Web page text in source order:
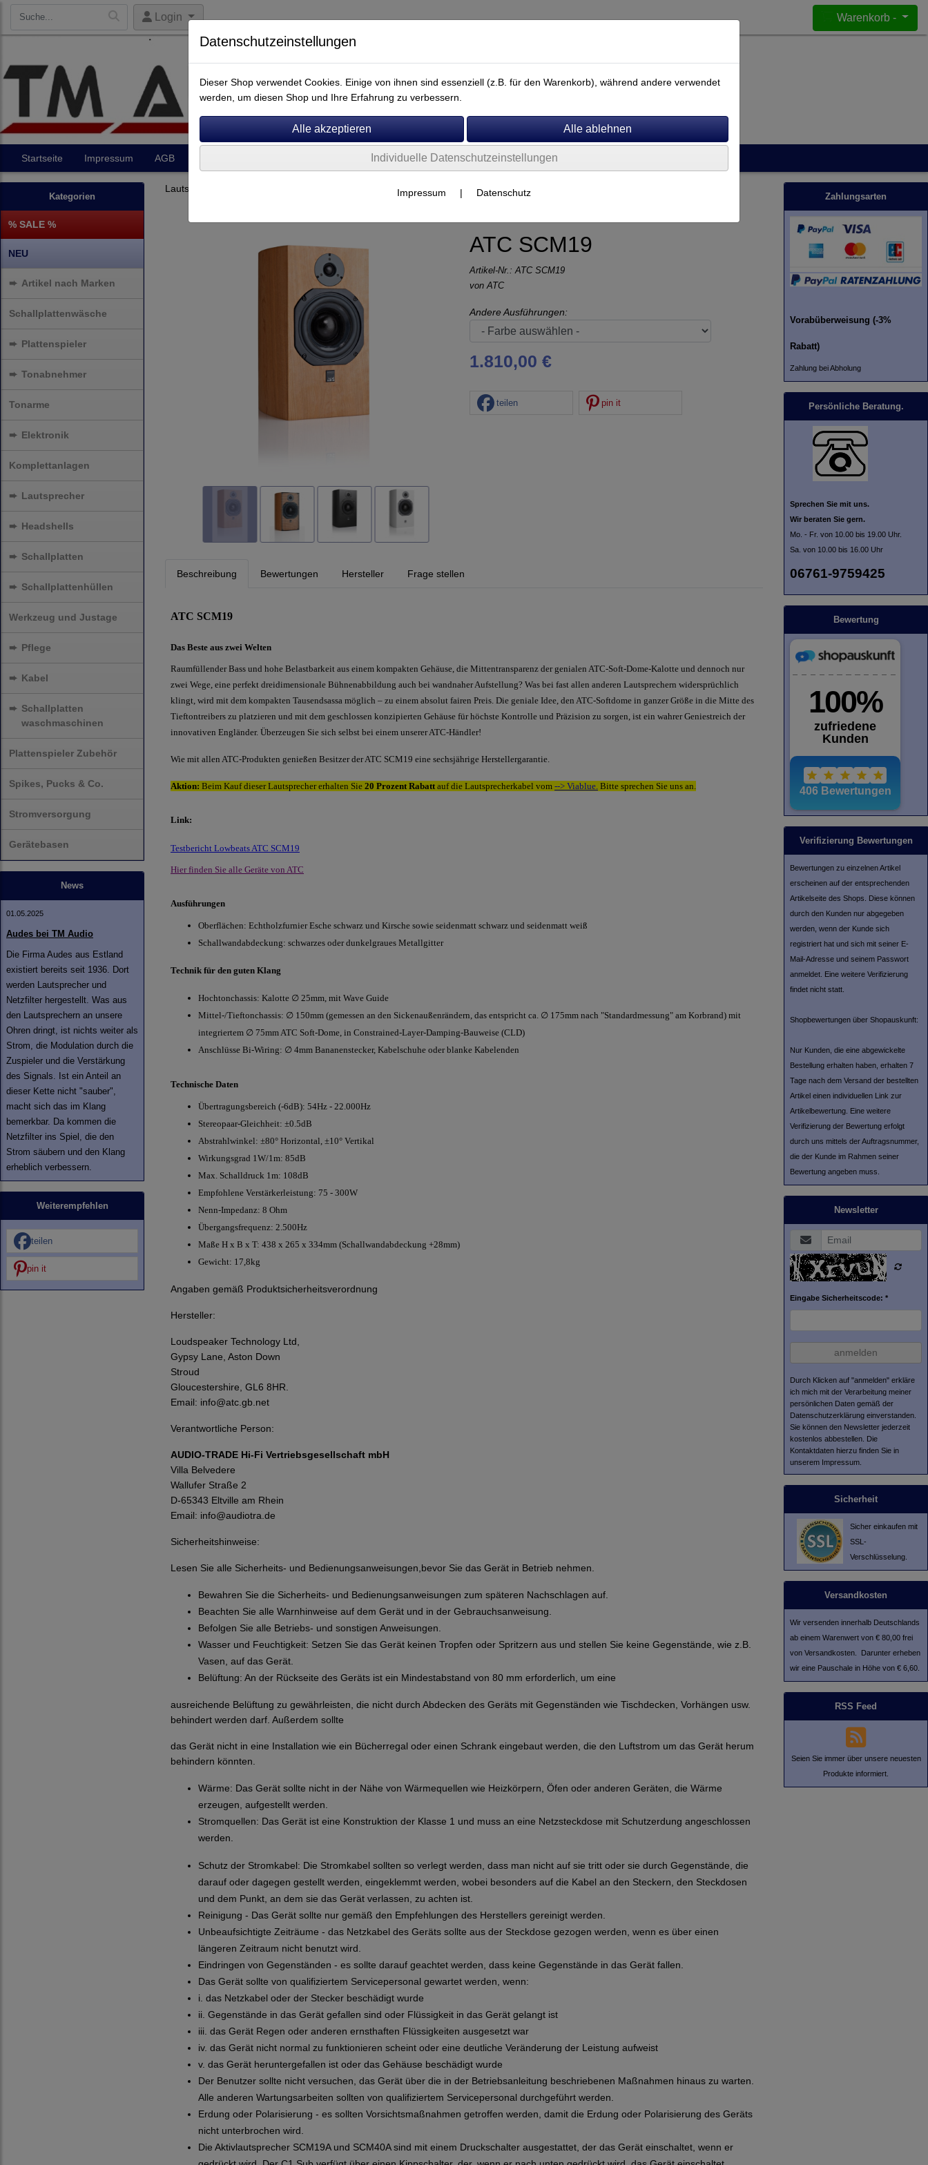
Login Warenkorb -
Startseite Impressum AGB
Kategorien
% SALE %
NEU
➨ Artikel nach Marken
Schallplattenwäsche
➨ Plattenspieler
➨ Tonabnehmer
Tonarme
➨ Elektronik
Komplettanlagen
➨ Lautsprecher
➨ Headshells
➨ Schallplatten
➨ Schallplattenhüllen
Werkzeug und Justage
➨ Pflege
➨ Kabel
➨ Schallplatten
waschmaschinen
Plattenspieler Zubehör
Spikes, Pucks & Co.
Stromversorgung
Gerätebasen
News
01.05.2025
Audes bei TM Audio
Die Firma Audes aus Estland
existiert bereits seit 1936. Dort
werden Lautsprecher und
Netzfilter hergestellt. Was aus
den Lautsprechern an unsere
Ohren dringt, ist nichts weiter als
Strom, die Modulation durch die
Zuspieler und die Verstärkung
des Signals. Ist ein Anteil an
dieser Kette nicht "sauber",
macht sich das im Klang
bemerkbar. Da kommen die
Netzfilter ins Spiel, die den
Strom säubern und den Klang
erheblich verbessern.
Weiterempfehlen
teilen
pin it
Lautsprecher
ATC SCM19
Artikel-Nr.:ATC SCM19
vonATC
Andere Ausführungen:
1.810,00 €
teilen pin it
Beschreibung Bewertungen Hersteller Frage stellen
ATC SCM19
Das Beste aus zwei Welten
Raumfüllender Bass und hohe Belastbarkeit aus einem kompakten Gehäuse, die Mittentransparenz der genialen ATC-Soft-Dome-Kalotte und dennoch nur
zwei Wege, eine perfekt dreidimensionale Bühnenabbildung auch bei wandnaher Aufstellung? Was bei fast allen anderen Lautsprechern widersprüchlich
klingt, wird mit dem kompakten Tausendsassa möglich – zu einem absolut fairen Preis. Die geniale Idee, den ATC-Softdome in ganzer Größe in die Mitte des
Tieftontreibers zu platzieren und mit dem geschlossen konzipierten Gehäuse für höchste Kontrolle und Präzision zu sorgen, ist ein wahrer Geniestreich der
innovativen Engländer. Überzeugen Sie sich selbst bei einem unserer ATC-Händler!
Wie mit allen ATC-Produkten genießen Besitzer der ATC SCM19 eine sechsjährige Herstellergarantie.
Aktion: Beim Kauf dieser Lautsprecher erhalten Sie 20 Prozent Rabatt auf die Lautsprecherkabel vom --> Viablue. Bitte sprechen Sie uns an.
Link:
Testbericht Lowbeats ATC SCM19
Hier finden Sie alle Geräte von ATC
Ausführungen
Oberflächen: Echtholzfurnier Esche schwarz und Kirsche sowie seidenmatt schwarz und seidenmatt weiß
Schallwandabdeckung: schwarzes oder dunkelgraues Metallgitter
Technik für den guten Klang
Hochtonchassis: Kalotte ∅ 25mm, mit Wave Guide
Mittel-/Tieftonchassis: ∅ 150mm (gemessen an den Sickenaußenrändern, das entspricht ca. ∅ 175mm nach "Standardmessung" am Korbrand) mit
integriertem ∅ 75mm ATC Soft-Dome, in Constrained-Layer-Damping-Bauweise (CLD)
Anschlüsse Bi-Wiring: ∅ 4mm Bananenstecker, Kabelschuhe oder blanke Kabelenden
Technische Daten
Übertragungsbereich (-6dB): 54Hz - 22.000Hz
Stereopaar-Gleichheit: ±0.5dB
Abstrahlwinkel: ±80° Horizontal, ±10° Vertikal
Wirkungsgrad 1W/1m: 85dB
Max. Schalldruck 1m: 108dB
Empfohlene Verstärkerleistung: 75 - 300W
Nenn-Impedanz: 8 Ohm
Übergangsfrequenz: 2.500Hz
Maße H x B x T: 438 x 265 x 334mm (Schallwandabdeckung +28mm)
Gewicht: 17,8kg
Angaben gemäß Produktsicherheitsverordnung
Hersteller:
Loudspeaker Technology Ltd,
Gypsy Lane, Aston Down
Stroud
Gloucestershire, GL6 8HR.
Email: info@atc.gb.net
Verantwortliche Person:
AUDIO-TRADE Hi-Fi Vertriebsgesellschaft mbH
Villa Belvedere
Wallufer Straße 2
D-65343 Eltville am Rhein
Email: info@audiotra.de
Sicherheitshinweise:
Lesen Sie alle Sicherheits- und Bedienungsanweisungen,bevor Sie das Gerät in Betrieb nehmen.
Bewahren Sie die Sicherheits- und Bedienungsanweisungen zum späteren Nachschlagen auf.
Beachten Sie alle Warnhinweise auf dem Gerät und in der Gebrauchsanweisung.
Befolgen Sie alle Betriebs- und sonstigen Anweisungen.
Wasser und Feuchtigkeit: Setzen Sie das Gerät keinen Tropfen oder Spritzern aus und stellen Sie keine Gegenstände, wie z.B.
Vasen, auf das Gerät.
Belüftung: An der Rückseite des Geräts ist ein Mindestabstand von 80 mm erforderlich, um eine
ausreichende Belüftung zu gewährleisten, die nicht durch Abdecken des Geräts mit Gegenständen wie Tischdecken, Vorhängen usw.
behindert werden darf. Außerdem sollte
das Gerät nicht in eine Installation wie ein Bücherregal oder einen Schrank eingebaut werden, die den Luftstrom um das Gerät herum
behindern könnten.
Wärme: Das Gerät sollte nicht in der Nähe von Wärmequellen wie Heizkörpern, Öfen oder anderen Geräten, die Wärme
erzeugen, aufgestellt werden.
Stromquellen: Das Gerät ist eine Konstruktion der Klasse 1 und muss an eine Netzsteckdose mit Schutzerdung angeschlossen
werden.
Schutz der Stromkabel: Die Stromkabel sollten so verlegt werden, dass man nicht auf sie tritt oder sie durch Gegenstände, die
darauf oder dagegen gestellt werden, eingeklemmt werden, wobei besonders auf die Kabel an den Steckern, den Steckdosen
und dem Punkt, an dem sie das Gerät verlassen, zu achten ist.
Reinigung - Das Gerät sollte nur gemäß den Empfehlungen des Herstellers gereinigt werden.
Unbeaufsichtigte Zeiträume - das Netzkabel des Geräts sollte aus der Steckdose gezogen werden, wenn es über einen
längeren Zeitraum nicht benutzt wird.
Eindringen von Gegenständen - es sollte darauf geachtet werden, dass keine Gegenstände in das Gerät fallen.
Das Gerät sollte von qualifiziertem Servicepersonal gewartet werden, wenn:
i. das Netzkabel oder der Stecker beschädigt wurde
ii. Gegenstände in das Gerät gefallen sind oder Flüssigkeit in das Gerät gelangt ist
iii. das Gerät Regen oder anderen ernsthaften Flüssigkeiten ausgesetzt war
iv. das Gerät nicht normal zu funktionieren scheint oder eine deutliche Veränderung der Leistung aufweist
v. das Gerät heruntergefallen ist oder das Gehäuse beschädigt wurde
Der Benutzer sollte nicht versuchen, das Gerät über die in der Betriebsanleitung beschriebenen Maßnahmen hinaus zu warten.
Alle anderen Wartungsarbeiten sollten von qualifiziertem Servicepersonal durchgeführt werden.
Erdung oder Polarisierung - es sollten Vorsichtsmaßnahmen getroffen werden, damit die Erdung oder Polarisierung des Geräts
nicht unterbrochen wird.
Die Aktivlautsprecher SCM19A und SCM40A sind mit einem Druckschalter ausgestattet, der das Gerät einschaltet, wenn er
Zahlungsarten
Vorabüberweisung (-3%
Rabatt)
Zahlung bei Abholung
Persönliche Beratung.
Sprechen Sie mit uns.
Wir beraten Sie gern.
Mo. - Fr. von 10.00 bis 19.00 Uhr.
Sa. von 10.00 bis 16.00 Uhr
06761-9759425
Bewertung
Verifizierung Bewertungen
Bewertungen zu einzelnen Artikel
erscheinen auf der entsprechenden
Artikelseite des Shops. Diese können
durch den Kunden nur abgegeben
werden, wenn der Kunde sich
registriert hat und sich mit seiner E-
Mail-Adresse und seinem Passwort
anmeldet. Eine weitere Verifizierung
findet nicht statt.
Shopbewertungen über Shopauskunft:
Nur Kunden, die eine abgewickelte
Bestellung erhalten haben, erhalten 7
Tage nach dem Versand der bestellten
Artikel einen individuellen Link zur
Artikelbewertung. Eine weitere
Verifizierung der Bewertung erfolgt
durch uns mittels der Auftragsnummer,
die der Kunde im Rahmen seiner
Bewertung angeben muss.
Newsletter
Eingabe Sicherheitscode: *
anmelden
Durch Klicken auf "anmelden" erkläre
ich mich mit der Verarbeitung meiner
persönlichen Daten gemäß der
Datenschutzerklärung einverstanden.
Sie können den Newsletter jederzeit
kostenlos abbestellen. Die
Kontaktdaten hierzu finden Sie in
unserem Impressum.
Sicherheit
Sicher einkaufen mit
SSL-
Verschlüsselung.
Versandkosten
Wir versenden innerhalb Deutschlands
ab einem Warenwert von € 80,00 frei
von Versandkosten. Darunter erheben
wir eine Pauschale in Höhe von € 6,60.
RSS Feed
Seien Sie immer über unsere neuesten
Produkte informiert.
Datenschutzeinstellungen
Dieser Shop verwendet Cookies. Einige von ihnen sind essenziell (z.B. für den Warenkorb), während andere verwendet
werden, um diesen Shop und Ihre Erfahrung zu verbessern.
Individuelle Datenschutzeinstellungen
Impressum | Datenschutz